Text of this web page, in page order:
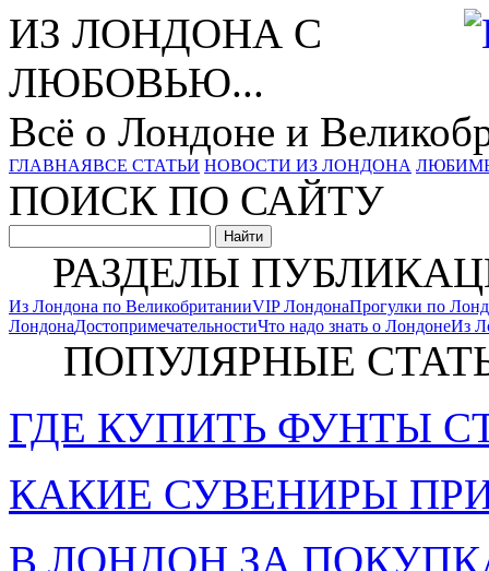
ИЗ ЛОНДОНА С
ЛЮБОВЬЮ...
Всё о Лондоне и
ГЛАВНАЯВСЕ СТАТЬИ НОВОСТИ ИЗ ЛОНДОНА
ПОИСК ПО САЙТУ
РАЗДЕЛЫ
Из Лондона по ВеликобританииVIP ЛондонаПрогулки по
ЛондонаДостопримечательностиЧто надо знать о ЛондонеИз
ПОПУЛЯРНЫЕ
ГДЕ КУПИТЬ ФУНТЫ
КАКИЕ СУВЕНИРЫ
В ЛОНДОН ЗА